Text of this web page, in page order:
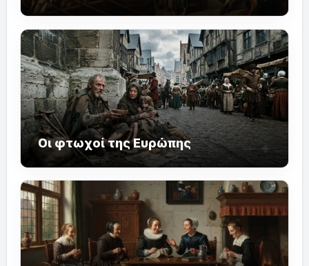
Οι φτωχοί της Ευρώπης